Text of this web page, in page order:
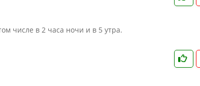
числе в 2 часа ночи и в 5 утра.